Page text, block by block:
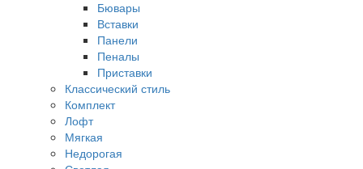
Бювары
Вставки
Панели
Пеналы
Приставки
Классический стиль
Комплект
Лофт
Мягкая
Недорогая